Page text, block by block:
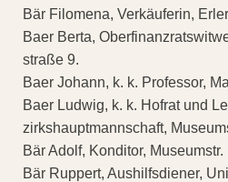
Bär Filomena, Verkäuferin,
Baer Berta,
straße 9.
Baer Johann, k. k. Professor,
Baer Ludwig, k. k. Hofrat und
zirkshauptmannschaft,
Bär Adolf, Konditor, Museumstr.
Bär Ruppert, Aushilfsdiener,